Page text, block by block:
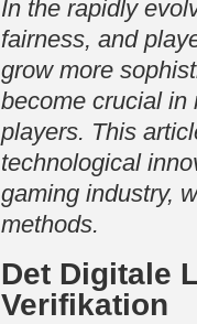
In the rapidly
fairness, and
grow more
become crucial in
players. This
technological
gaming industry,
methods.
Det Digitale
Verifikation